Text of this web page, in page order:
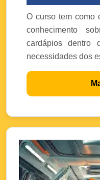
O curso tem como
conhecimento
cardápios dentro
necessidades dos